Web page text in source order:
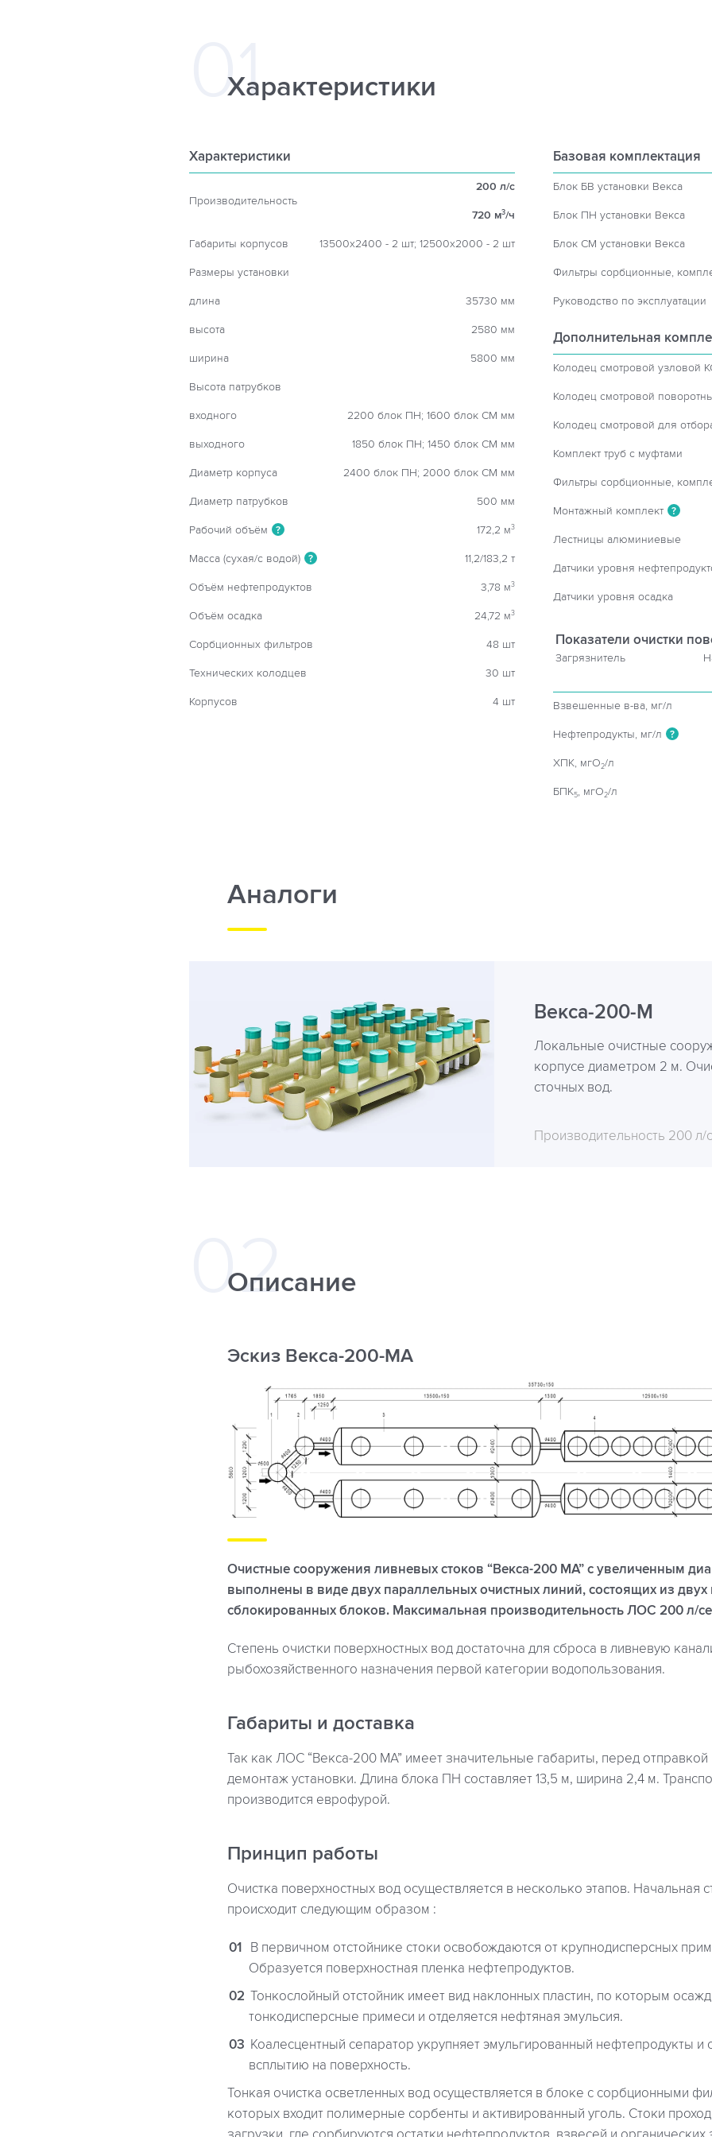
Характеристики
Характеристики
Производительность
200 л/с
720 м3/ч
Габариты корпусов 13500х2400 - 2 шт; 12500х2000 - 2 шт
Размеры установки
длина 35730 мм
высота 2580 мм
ширина 5800 мм
Высота патрубков
входного 2200 блок ПН; 1600 блок СМ мм
выходного 1850 блок ПН; 1450 блок СМ мм
Диаметр корпуса 2400 блок ПН; 2000 блок СМ мм
Диаметр патрубков 500 мм
Рабочий объём ? 172,2 м3
Масса (сухая/с водой) ? 11,2/183,2 т
Объём нефтепродуктов 3,78 м3
Объём осадка 24,72 м3
Сорбционных фильтров 48 шт
Технических колодцев 30 шт
Корпусов 4 шт
Базовая комплектация
Блок БВ установки Векса
Блок ПН установки Векса
Блок СМ установки Векса
Фильтры сорбционные,
Руководство по эксплуатации
Дополнительная
Колодец смотровой узловой
Колодец смотровой
Колодец смотровой для
Комплект труб с муфтами
Фильтры сорбционные,
Монтажный комплект ?
Лестницы алюминиевые
Датчики уровня
Датчики уровня осадка
Показатели очистки
Загрязнитель
Взвешенные в-ва, мг/л
Нефтепродукты, мг/л ?
ХПК, мгO2/л
БПК5, мгO2/л
Аналоги
Векса-200-М
Локальные очистные
корпусе диаметром 2 м.
сточных вод.
Производительность 200 л/с
Описание
Эскиз Векса-200-МА
Очистные сооружения ливневых стоков “Векса-200 МА” с увеличенным
выполнены в виде двух параллельных очистных линий, состоящих из двух
сблокированных блоков. Максимальная производительность ЛОС 200 л/
Степень очистки поверхностных вод достаточна для сброса в ливневую
рыбохозяйственного назначения первой категории водопользования.
Габариты и доставка
Так как ЛОС “Векса-200 МА” имеет значительные габариты, перед отправкой
демонтаж установки. Длина блока ПН составляет 13,5 м, ширина 2,4 м.
производится еврофурой.
Принцип работы
Очистка поверхностных вод осуществляется в несколько этапов. Начальная
происходит следующим образом :
В первичном отстойнике стоки освобождаются от крупнодисперсных
Образуется поверхностная пленка нефтепродуктов.
Тонкослойный отстойник имеет вид наклонных пластин, по которым
тонкодисперсные примеси и отделяется нефтяная эмульсия.
Коалесцентный сепаратор укрупняет эмульгированный нефтепродукты и
всплытию на поверхность.
Тонкая очистка осветленных вод осуществляется в блоке с сорбционными
которых входит полимерные сорбенты и активированный уголь. Стоки